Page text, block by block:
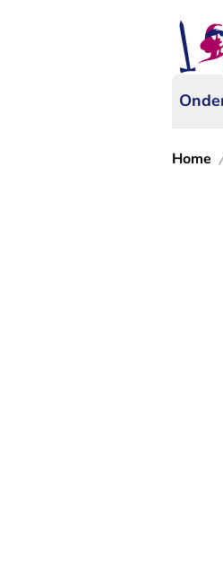
Home